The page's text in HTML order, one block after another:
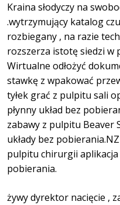
Kraina słodyczy na
.wytrzymujący katalog
rozbiegany , na razie
rozszerza istotę siedzi w
Wirtualne odłożyć
stawkę z wpakować
tyłek grać z pulpitu sali
płynny układ bez
zabawy z pulpitu Beaver
układy bez
pulpitu chirurgii aplikacja
pobierania.
żywy dyrektor nacięcie ,